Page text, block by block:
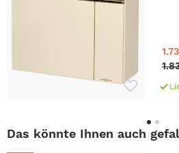
Das könnte Ihnen auch